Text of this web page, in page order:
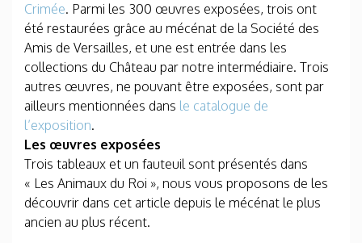
Crimée. Parmi les 300 œuvres exposées, trois ont
été restaurées grâce au mécénat de la Société des
Amis de Versailles, et une est entrée dans les
collections du Château par notre intermédiaire. Trois
autres œuvres, ne pouvant être exposées, sont par
ailleurs mentionnées dans le catalogue de
l’exposition.
Les œuvres exposées
Trois tableaux et un fauteuil sont présentés dans
« Les Animaux du Roi », nous vous proposons de les
découvrir dans cet article depuis le mécénat le plus
ancien au plus récent.